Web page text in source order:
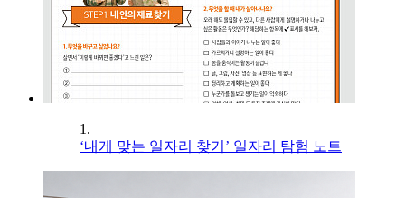
1.
‘내게 맞는 일자리 찾기’ 일자리 탐험 노트